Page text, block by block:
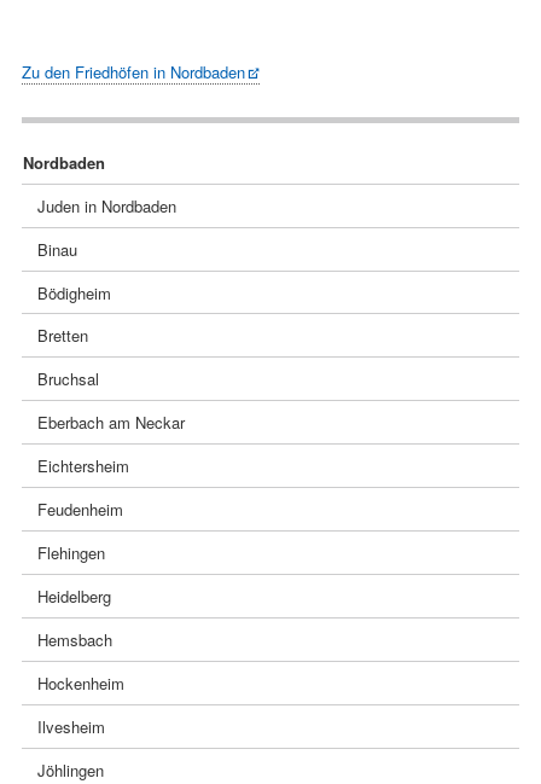
Zu den Friedhöfen in Nordbaden
überspringen
Nordbaden
Juden in Nordbaden
Binau
Bödigheim
Bretten
Bruchsal
Eberbach am Neckar
Eichtersheim
Feudenheim
Flehingen
Heidelberg
Hemsbach
Hockenheim
Ilvesheim
Jöhlingen